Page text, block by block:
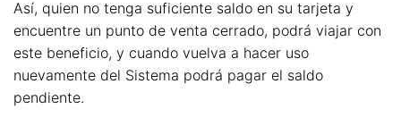
Así, quien no tenga suficiente saldo en su tarjeta y
encuentre un punto de venta cerrado, podrá viajar con
este beneficio, y cuando vuelva a hacer uso
nuevamente del Sistema podrá pagar el saldo
pendiente.